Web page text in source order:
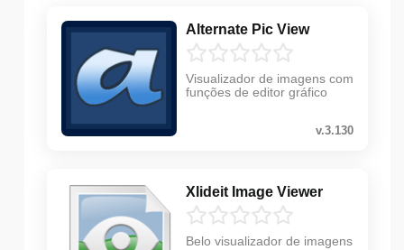
Alternate Pic View
Visualizador de imagens com
funções de editor gráfico
v.3.130
Xlideit Image Viewer
Belo visualizador de imagens